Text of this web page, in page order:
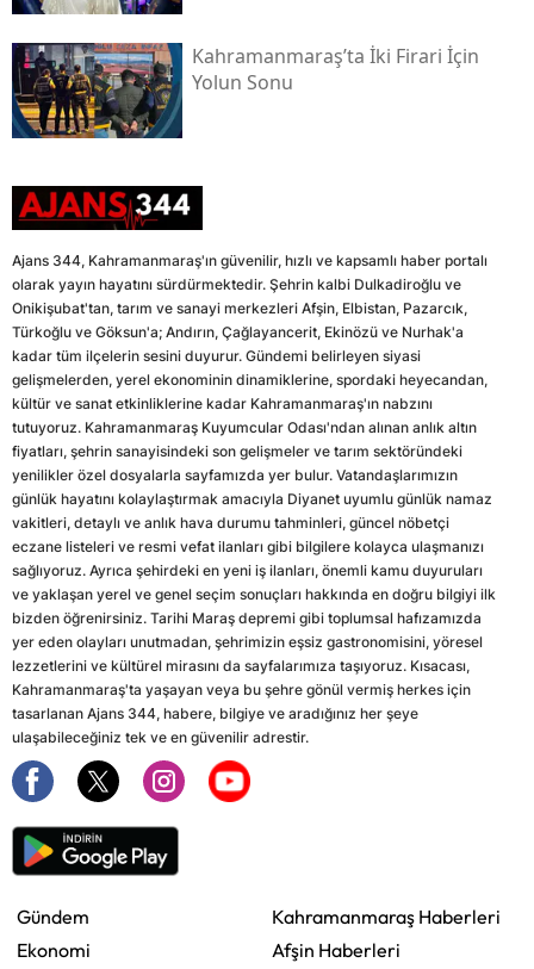
Kahramanmaraş’ta İki Firari İçin
Yolun Sonu
Ajans 344, Kahramanmaraş'ın güvenilir, hızlı ve kapsamlı haber portalı
olarak yayın hayatını sürdürmektedir. Şehrin kalbi Dulkadiroğlu ve
Onikişubat'tan, tarım ve sanayi merkezleri Afşin, Elbistan, Pazarcık,
Türkoğlu ve Göksun'a; Andırın, Çağlayancerit, Ekinözü ve Nurhak'a
kadar tüm ilçelerin sesini duyurur. Gündemi belirleyen siyasi
gelişmelerden, yerel ekonominin dinamiklerine, spordaki heyecandan,
kültür ve sanat etkinliklerine kadar Kahramanmaraş'ın nabzını
tutuyoruz. Kahramanmaraş Kuyumcular Odası'ndan alınan anlık altın
fiyatları, şehrin sanayisindeki son gelişmeler ve tarım sektöründeki
yenilikler özel dosyalarla sayfamızda yer bulur. Vatandaşlarımızın
günlük hayatını kolaylaştırmak amacıyla Diyanet uyumlu günlük namaz
vakitleri, detaylı ve anlık hava durumu tahminleri, güncel nöbetçi
eczane listeleri ve resmi vefat ilanları gibi bilgilere kolayca ulaşmanızı
sağlıyoruz. Ayrıca şehirdeki en yeni iş ilanları, önemli kamu duyuruları
ve yaklaşan yerel ve genel seçim sonuçları hakkında en doğru bilgiyi ilk
bizden öğrenirsiniz. Tarihi Maraş depremi gibi toplumsal hafızamızda
yer eden olayları unutmadan, şehrimizin eşsiz gastronomisini, yöresel
lezzetlerini ve kültürel mirasını da sayfalarımıza taşıyoruz. Kısacası,
Kahramanmaraş'ta yaşayan veya bu şehre gönül vermiş herkes için
tasarlanan Ajans 344, habere, bilgiye ve aradığınız her şeye
ulaşabileceğiniz tek ve en güvenilir adrestir.
Gündem
Ekonomi
Kahramanmaraş Haberleri
Afşin Haberleri